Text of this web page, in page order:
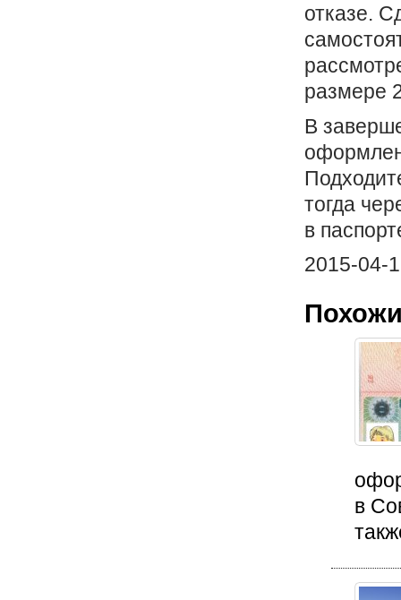
отказе.
размере
В
тогда
в
2015-04-
в